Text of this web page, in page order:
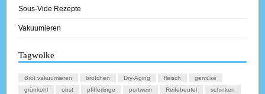
Sous-Vide Rezepte
Vakuumieren
Tagwolke
Brot vakuumieren brötchen Dry-Aging fleisch
gemüse
grünkohl
obst pfifferlinge portwein Reifebeutel
schinken